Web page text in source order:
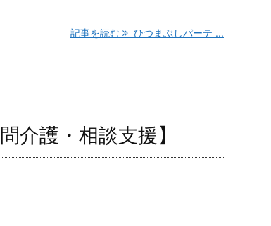
記事を読む ひつまぶしパーテ ...
介護・相談支援】